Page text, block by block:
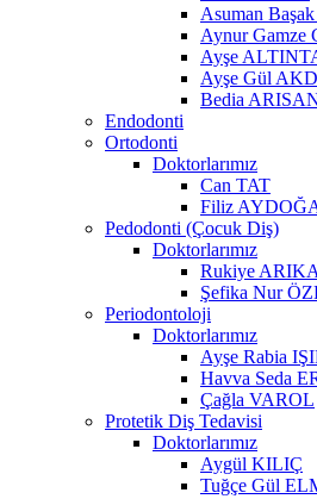
Asuman
Aynur Gamze
Ayşe
Ayşe Gül
Bedia
Endodonti
Ortodonti
Doktorlarımız
Can TAT
Filiz
Pedodonti (Çocuk Diş)
Doktorlarımız
Rukiye
Şefika Nur
Periodontoloji
Doktorlarımız
Ayşe Rabia
Havva Seda
Çağla VAROL
Protetik Diş Tedavisi
Doktorlarımız
Aygül KILIÇ
Tuğçe Gül